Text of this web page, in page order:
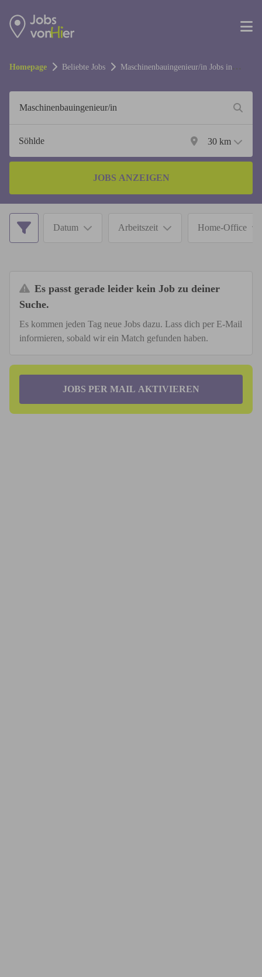
Homepage Beliebte Jobs Maschinenbauingenieur/in Jobs in
30 km
JOBS ANZEIGEN
Datum Arbeitszeit Home-Office
Es passt gerade leider kein Job zu deiner
Suche.
Es kommen jeden Tag neue Jobs dazu. Lass dich per E-Mail
informieren, sobald wir ein Match gefunden haben.
JOBS PER MAIL AKTIVIEREN